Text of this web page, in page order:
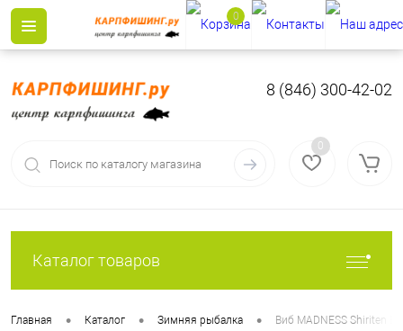
8 (846) 300-42-02
0
Каталог товаров
Главная • Каталог • Зимняя рыбалка • Виб MADNESS Shiriten
0